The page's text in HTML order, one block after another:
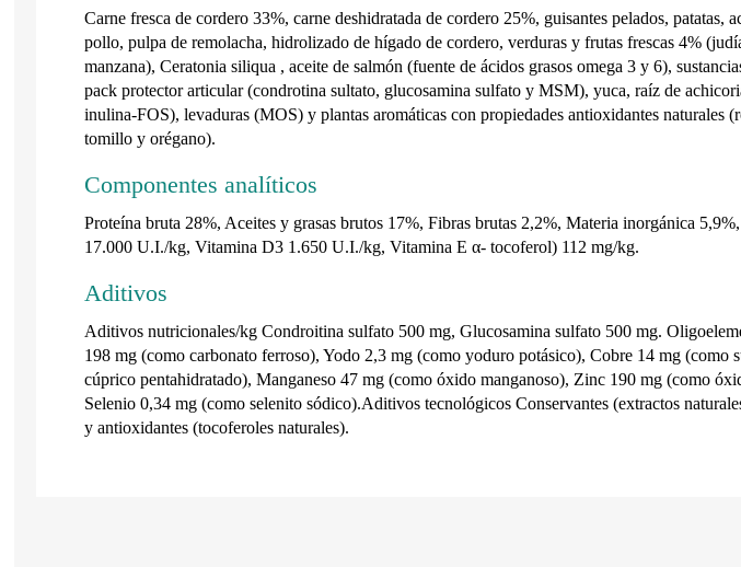
Carne fresca de cordero 33%, carne deshidratada de cordero 25%, guisantes pelados, patatas,
pollo, pulpa de remolacha, hidrolizado de hígado de cordero, verduras y frutas frescas 4%
manzana), Ceratonia siliqua , aceite de salmón (fuente de ácidos grasos omega 3 y 6),
pack protector articular (condrotina sultato, glucosamina sulfato y MSM), yuca, raíz de
inulina-FOS), levaduras (MOS) y plantas aromáticas con propiedades antioxidantes naturales
tomillo y orégano).
Componentes analíticos
Proteína bruta 28%, Aceites y grasas brutos 17%, Fibras brutas 2,2%, Materia inorgánica
17.000 U.I./kg, Vitamina D3 1.650 U.I./kg, Vitamina E α- tocoferol) 112 mg/kg.
Aditivos
Aditivos nutricionales/kg Condroitina sulfato 500 mg, Glucosamina sulfato 500 mg.
198 mg (como carbonato ferroso), Yodo 2,3 mg (como yoduro potásico), Cobre 14 mg (como
cúprico pentahidratado), Manganeso 47 mg (como óxido manganoso), Zinc 190 mg (como
Selenio 0,34 mg (como selenito sódico).Aditivos tecnológicos Conservantes (extractos
y antioxidantes (tocoferoles naturales).